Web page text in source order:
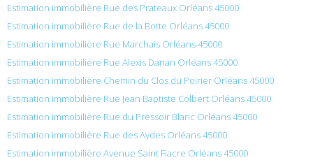
Estimation immobilière Rue des Prateaux Orléans 45000
Estimation immobilière Rue de la Botte Orléans 45000
Estimation immobilière Rue Marchais Orléans 45000
Estimation immobilière Rue Alexis Danan Orléans 45000
Estimation immobilière Chemin du Clos du Poirier Orléans 45000
Estimation immobilière Rue Jean Baptiste Colbert Orléans 45000
Estimation immobilière Rue du Pressoir Blanc Orléans 45000
Estimation immobilière Rue des Aydes Orléans 45000
Estimation immobilière Avenue Saint Fiacre Orléans 45000